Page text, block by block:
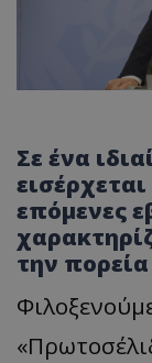
Σε ένα
επόμενες
την